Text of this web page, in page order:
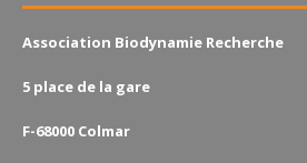
Association Biodynamie Recherche
5 place de la gare
F-68000 Colmar